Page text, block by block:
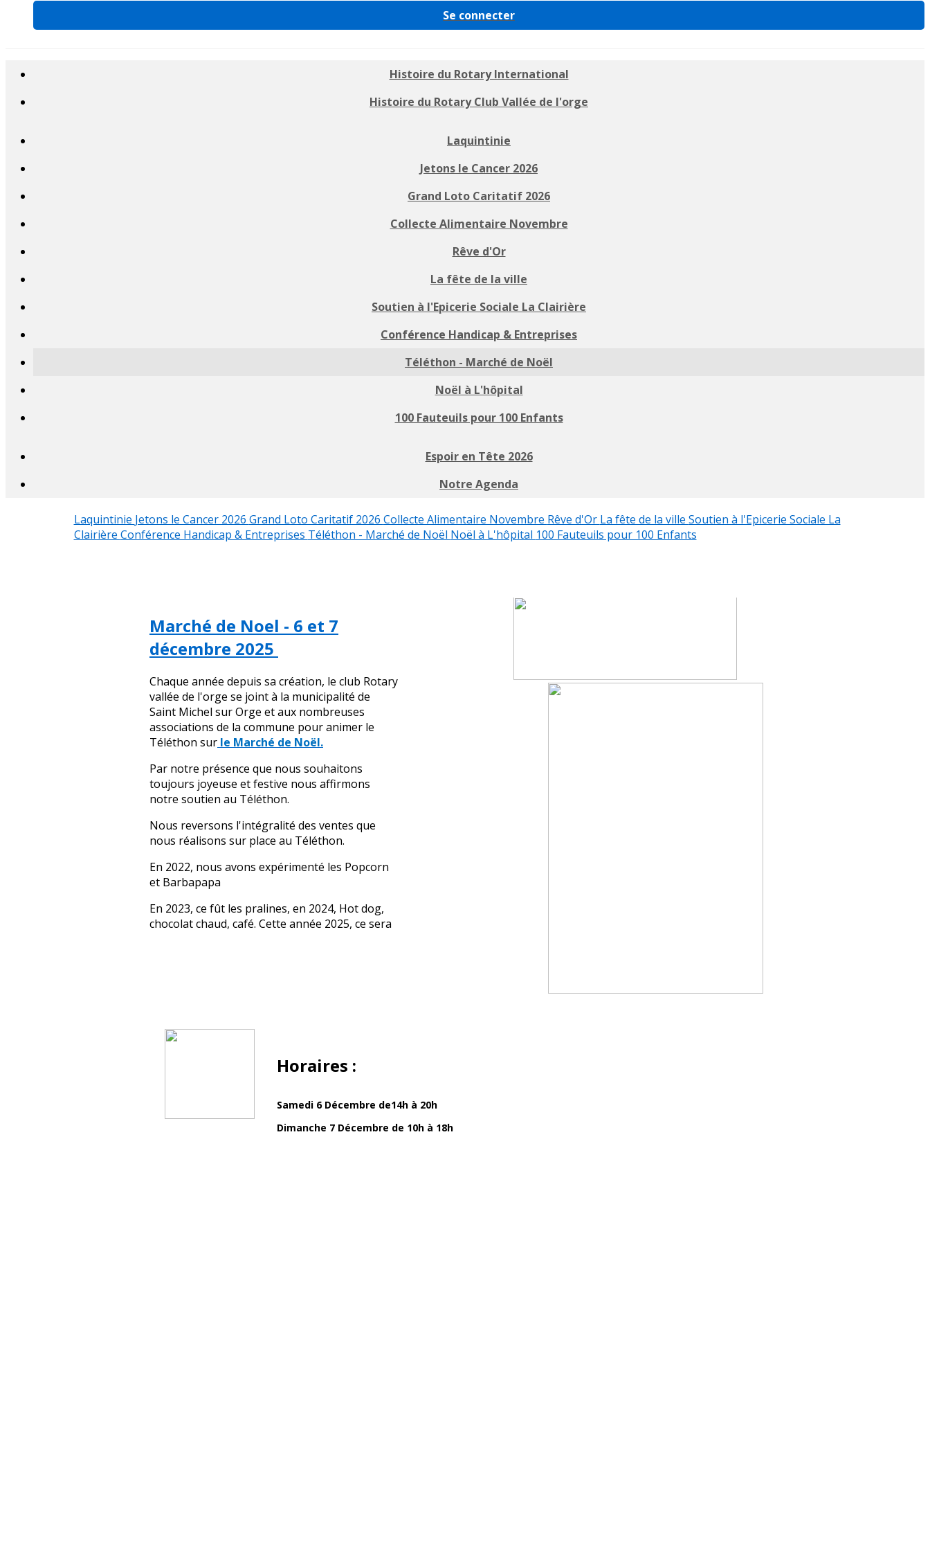
Se connecter
Histoire du Rotary International
Histoire du Rotary Club Vallée de l'orge
Laquintinie
Jetons le Cancer 2026
Grand Loto Caritatif 2026
Collecte Alimentaire Novembre
Rêve d'Or
La fête de la ville
Soutien à l'Epicerie Sociale La Clairière
Conférence Handicap & Entreprises
Téléthon - Marché de Noël
Noël à L'hôpital
100 Fauteuils pour 100 Enfants
Espoir en Tête 2026
Notre Agenda
Laquintinie Jetons le Cancer 2026 Grand Loto Caritatif 2026 Collecte Alimentaire Novembre Rêve d'Or La fête de la ville Soutien à l'Epicerie Sociale La
Clairière Conférence Handicap & Entreprises Téléthon - Marché de Noël Noël à L'hôpital 100 Fauteuils pour 100 Enfants
Marché de Noel - 6 et 7
décembre 2025
Chaque année depuis sa création, le club Rotary
vallée de l'orge se joint à la municipalité de
Saint Michel sur Orge et aux nombreuses
associations de la commune pour animer le
Téléthon sur le Marché de Noël.
Par notre présence que nous souhaitons
toujours joyeuse et festive nous affirmons
notre soutien au Téléthon.
Nous reversons l'intégralité des ventes que
nous réalisons sur place au Téléthon.
En 2022, nous avons expérimenté les Popcorn
et Barbapapa
En 2023, ce fût les pralines, en 2024, Hot dog,
chocolat chaud, café. Cette année 2025, ce sera
Horaires :
Samedi 6 Décembre de14h à 20h
Dimanche 7 Décembre de 10h à 18h